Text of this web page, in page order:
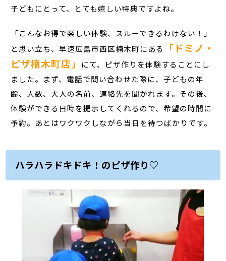
子どもにとって、とても嬉しい特典ですよね。
「こんなお得で楽しい体験、スルーできるわけない！」
と思い立ち、早速広島市西区楠木町にある
「ドミノ・
ピザ楠木町店」
にて、ピザ作りを体験することにし
ました。まず、電話で問い合わせた際に、子どもの年
齢、人数、大人の名前、連絡先を聞かれます。その後、
体験ができる日時を提示してくれるので、希望の時間に
予約。あとはワクワクしながら当日を待つばかりです。
ハラハラドキドキ！のピザ作り♡